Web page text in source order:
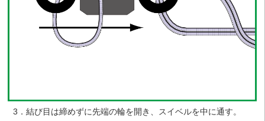
3．結び目は締めずに先端の輪を開き、スイベルを中に通す。